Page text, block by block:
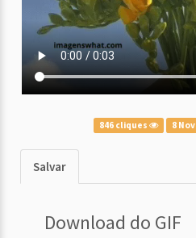
846 cliques 8 Nov
Salvar
Download do GIF